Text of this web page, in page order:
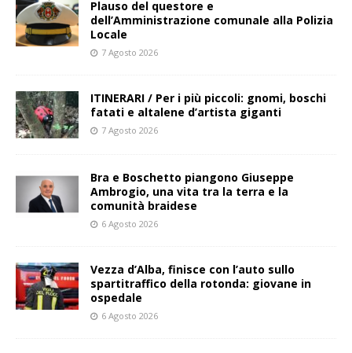
Plauso del questore e
dell’Amministrazione comunale alla Polizia
Locale
7 Agosto 2026
ITINERARI / Per i più piccoli: gnomi, boschi
fatati e altalene d’artista giganti
7 Agosto 2026
Bra e Boschetto piangono Giuseppe
Ambrogio, una vita tra la terra e la
comunità braidese
6 Agosto 2026
Vezza d’Alba, finisce con l’auto sullo
spartitraffico della rotonda: giovane in
ospedale
6 Agosto 2026